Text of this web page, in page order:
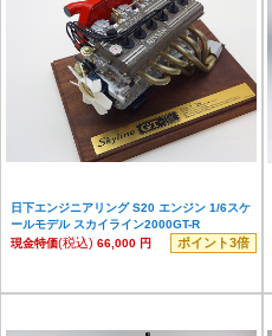
日下エンジニアリング S20 エンジン 1/6スケ
ールモデル スカイライン2000GT-R
現金特価(税込) 66,000 円 ポイント3倍